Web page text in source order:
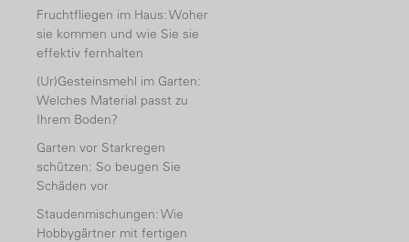
Fruchtfliegen im Haus: Woher
sie kommen und wie Sie sie
effektiv fernhalten
(Ur)Gesteinsmehl im Garten:
Welches Material passt zu
Ihrem Boden?
Garten vor Starkregen
schützen: So beugen Sie
Schäden vor
Staudenmischungen: Wie
Hobbygärtner mit fertigen